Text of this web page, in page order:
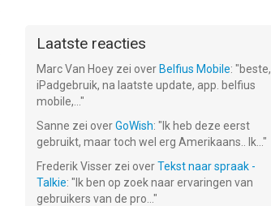
Laatste reacties
Marc Van Hoey zei over Belfius Mobile: "beste,
iPadgebruik, na laatste update, app. belfius
mobile,... "
Sanne zei overGoWish: " Ik heb deze eerst
gebruikt, maar toch wel erg Amerikaans.. Ik... "
Frederik Visser zei overTekst naar spraak -
Talkie: " Ik ben op zoek naar ervaringen van
gebruikers van de pro... "